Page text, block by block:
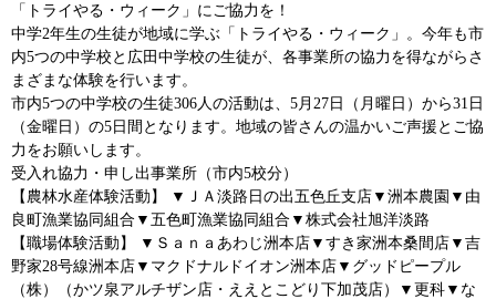
「トライやる・ウィーク」にご協力を！
中学2年生の生徒が地域に学ぶ「トライやる・ウィーク」。今年も市
内5つの中学校と広田中学校の生徒が、各事業所の協力を得ながらさ
まざまな体験を行います。
市内5つの中学校の生徒306人の活動は、5月27日（月曜日）から31日
（金曜日）の5日間となります。地域の皆さんの温かいご声援とご協
力をお願いします。
受入れ協力・申し出事業所（市内5校分）
【農林水産体験活動】 ▼ＪＡ淡路日の出五色丘支店▼洲本農園▼由
良町漁業協同組合▼五色町漁業協同組合▼株式会社旭洋淡路
【職場体験活動】 ▼Ｓａｎａあわじ洲本店▼すき家洲本桑間店▼吉
野家28号線洲本店▼マクドナルドイオン洲本店▼グッドピープル
（株）（かツ泉アルチザン店・ええとこどり下加茂店）▼更科▼な